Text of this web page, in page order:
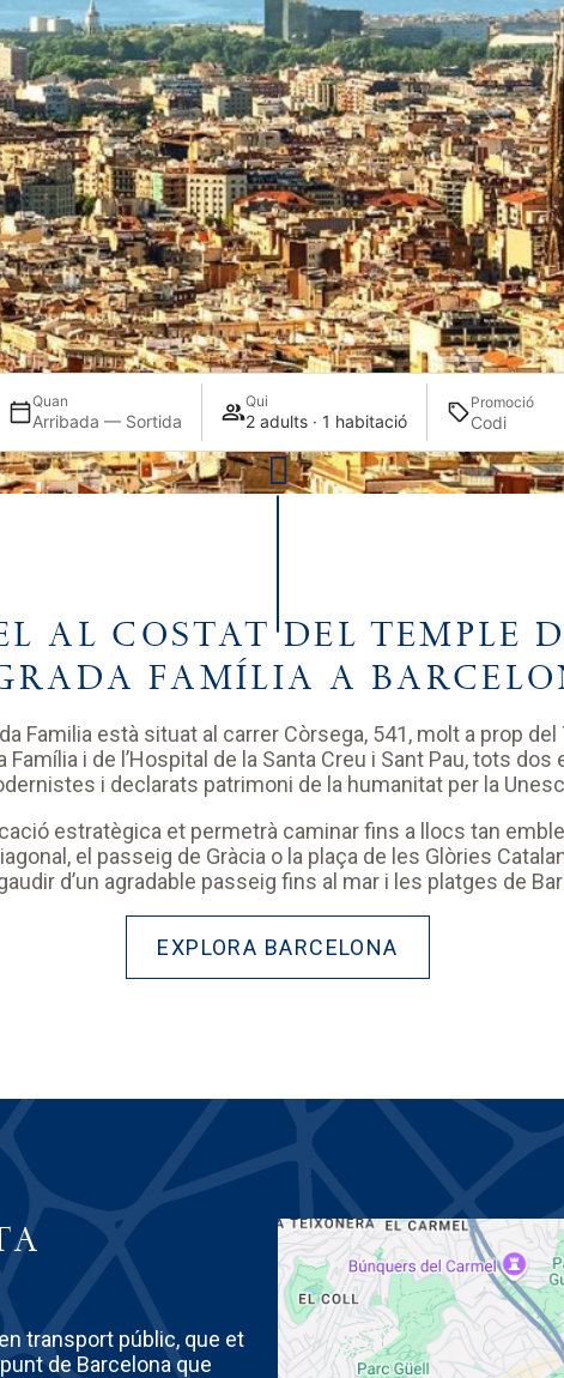
Quan
Arribada — Sortida
Qui
2 adults · 1 habitació
Promoció
AL COSTAT DEL TEMPLE
FAMÍLIA A
Familia està situat al carrer Còrsega, 541, molt a prop
Família i de l’Hospital de la Santa Creu i Sant Pau, tots dos
i declarats patrimoni de la humanitat per la
estratègica et permetrà caminar fins a llocs tan
el passeig de Gràcia o la plaça de les Glòries
d’un agradable passeig fins al mar i les platges de
EXPLORA BARCELONA
transport públic, que et
de Barcelona que